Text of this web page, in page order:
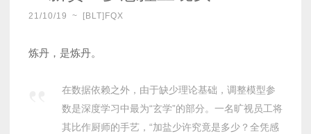
21/10/19 ~ [BLT]FQX
炼丹，是炼丹。
在数据依赖之外，由于缺少理论基础，调整模型参
数是深度学习中最为“玄学”的部分。一名旷视员工将
其比作厨师的手艺，“加盐少许究竟是多少？全凭感